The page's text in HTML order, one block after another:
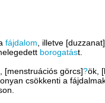
fájdalom , illetve [duzzanat]
borogatást.
[menstruációs görcs]?ök,
csökkenti a